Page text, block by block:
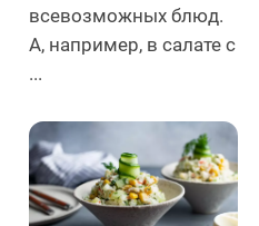
всевозможных блюд.
А, например, в салате с
...